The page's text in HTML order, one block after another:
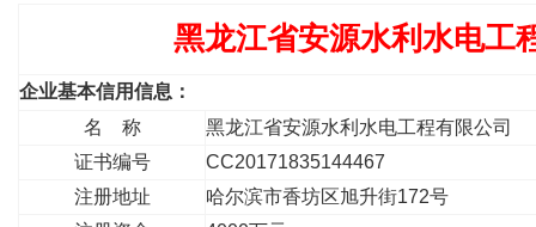
黑龙江省安源水利水电工
企业基本信用信息：
名 称
黑龙江省安源水利水电工程有限公司
证书编号
CC20171835144467
注册地址
哈尔滨市香坊区旭升街172号